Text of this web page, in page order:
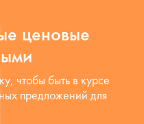
ценовые
чтобы быть в курсе
предложений для